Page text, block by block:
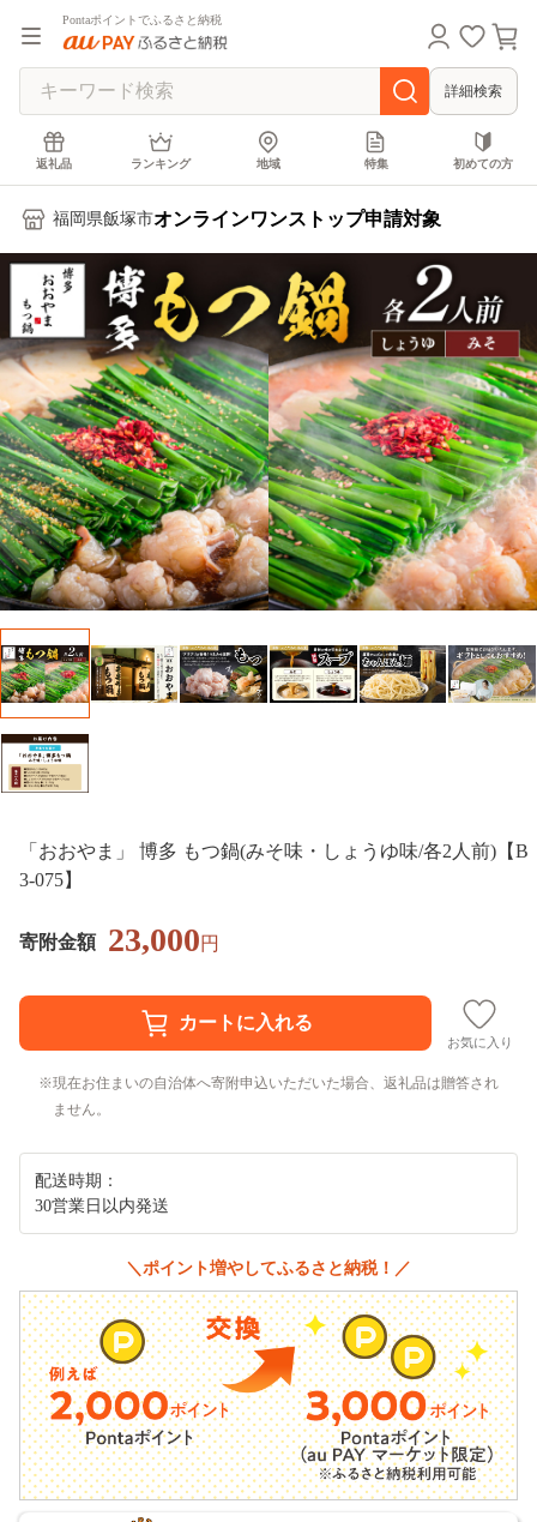
Pontaポイントでふるさと納税
詳細検索
返礼品 ランキング 地域 特集 初めての方
福岡県飯塚市オンラインワンストップ申請対象
「おおやま」 博多 もつ鍋(みそ味・しょうゆ味/各2人前)【B
3-075】
寄附金額 23,000円
お気に入り
現在お住まいの自治体へ寄附申込いただいた場合、返礼品は贈答され
ません。
配送時期：
30営業日以内発送
＼ポイント増やしてふるさと納税！／